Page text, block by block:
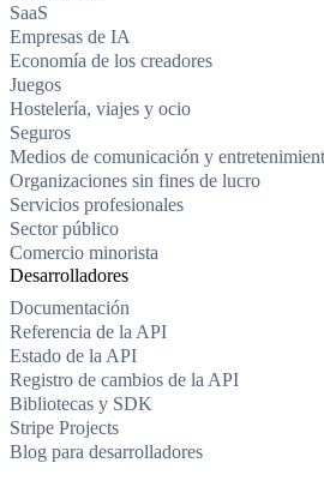
SaaS
Empresas de IA
Economía de los creadores
Juegos
Hostelería, viajes y ocio
Seguros
Medios de comunicación y
Organizaciones sin fines de lucro
Servicios profesionales
Sector público
Comercio minorista
Desarrolladores
Documentación
Referencia de la API
Estado de la API
Registro de cambios de la API
Bibliotecas y SDK
Stripe Projects
Blog para desarrolladores